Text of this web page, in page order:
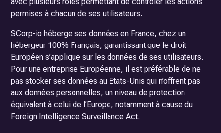
permises à chacun de ses utilisateurs.
SCorp-io héberge ses données en France, chez un
hébergeur 100% Français, garantissant que le droit
Européen s’applique sur les données de ses utilisateurs.
Pour une entreprise Européenne, il est préférable de ne
pas stocker ses données au Etats-Unis qui n’offrent pas
aux données personnelles, un niveau de protection
équivalent à celui de l’Europe, notamment à cause du
Foreign Intelligence Surveillance Act.